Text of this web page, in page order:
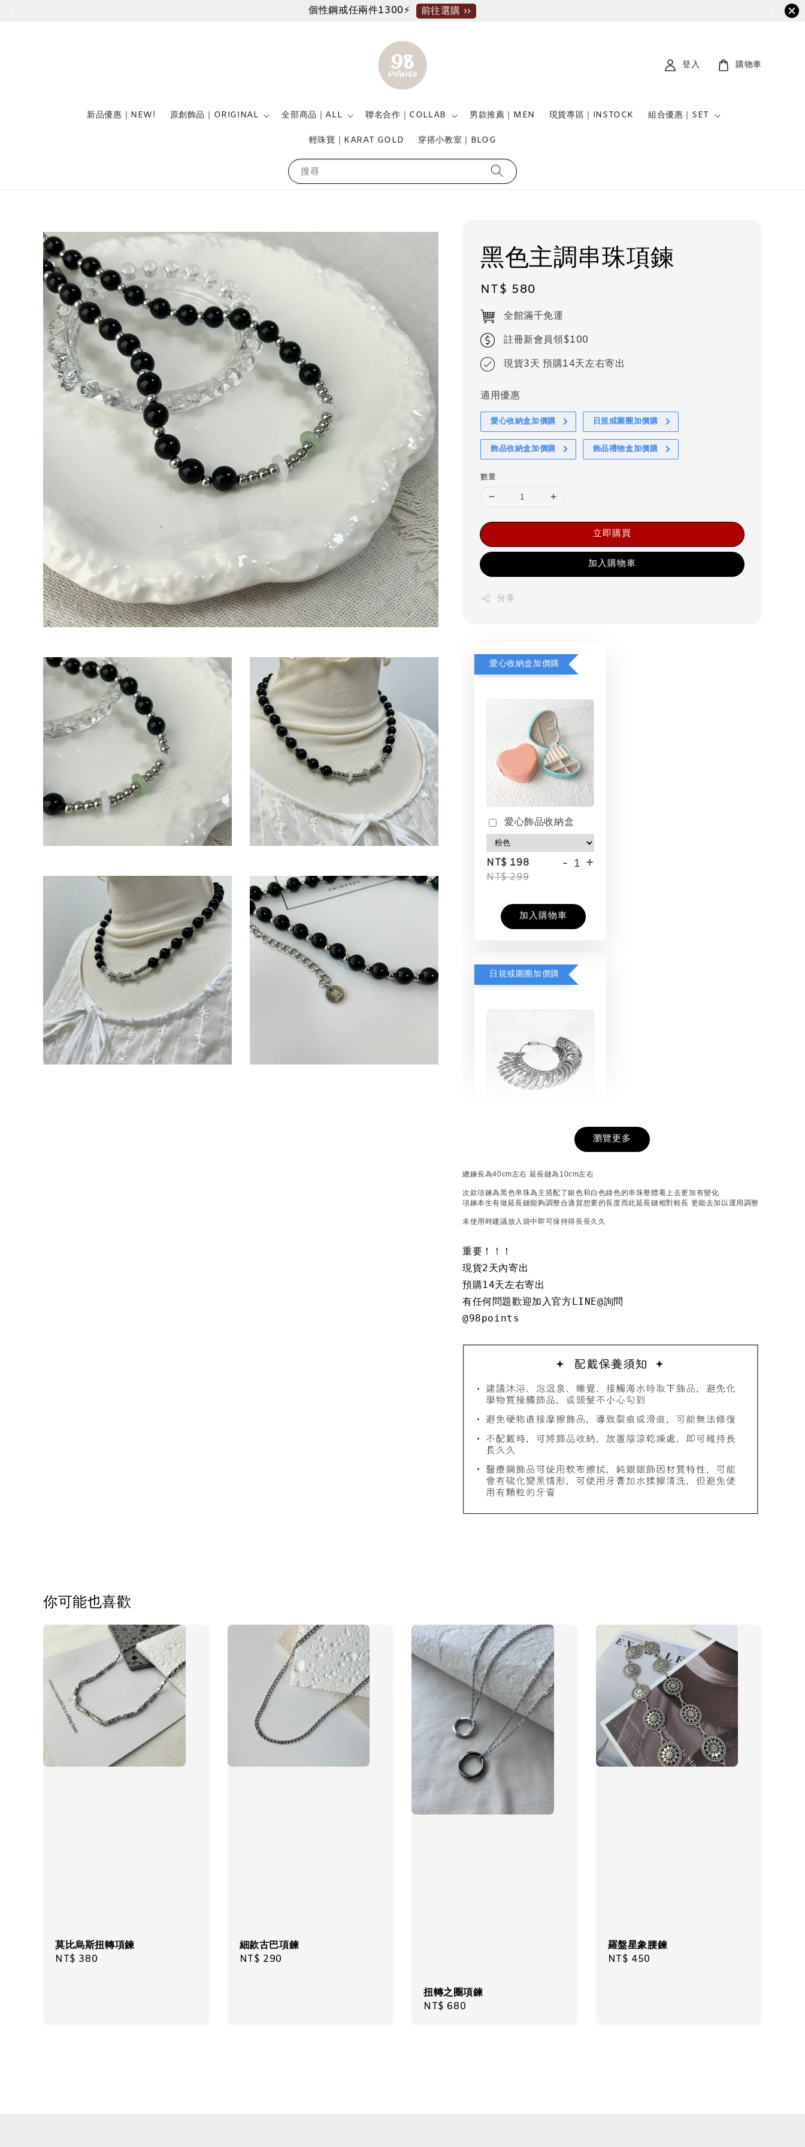
個性鋼戒任兩件1300⚡ 前往選購 ››
搜尋
新品優惠｜NEW! 原創飾品｜ORIGINAL 全部商品｜ALL 聯名合作｜COLLAB 男款推薦｜MEN 現貨專區｜INSTOCK 組合優惠｜SET
輕珠寶｜KARAT GOLD 穿搭小教室｜BLOG
登入 購物車
黑色主調串珠項鍊
Regular
price
NT$ 580
全館滿千免運
註冊新會員領$100
現貨3天 預購14天左右寄出
適用優惠
愛心收納盒加價購 日規戒圍圈加價購
飾品收納盒加價購 飾品禮物盒加價購
數量
立即購買
加入購物車
分享
愛心收納盒加價購
愛心飾品收納盒
NT$ 198
NT$ 299
- +
加入購物車
日規戒圍圈加價購
NT$ 98
+
加入購物車
飾品收納盒加價購
質感飾品收納盒
NT$ 298
NT$ 399
- +
加入購物車
飾品禮物盒
NT$ 69
NT$ 98
加入購物車
瀏覽更多
總鍊長為40cm左右 延長鏈為10cm左右
次款項鍊為黑色串珠為主搭配了銀色和白色綠色的串珠整體看上去更加有變化
項鍊本生有做延長鏈能夠調整合適賀想要的長度而此延長鏈相對較長 更能去加以運用調整
未使用時建議放入袋中即可保持得長長久久
重要！ ！ ！
現貨2天內寄出
預購14天左右寄出
有任何問題歡迎加入官方LINE@詢問
@98points
你可能也喜歡
莫比烏斯扭轉項鍊
Regular
NT$ 380
細款古巴項鍊
Regular
NT$ 290
扭轉之圈項鍊
Regular
NT$ 680
羅盤星象腰鍊
Regular
NT$ 450